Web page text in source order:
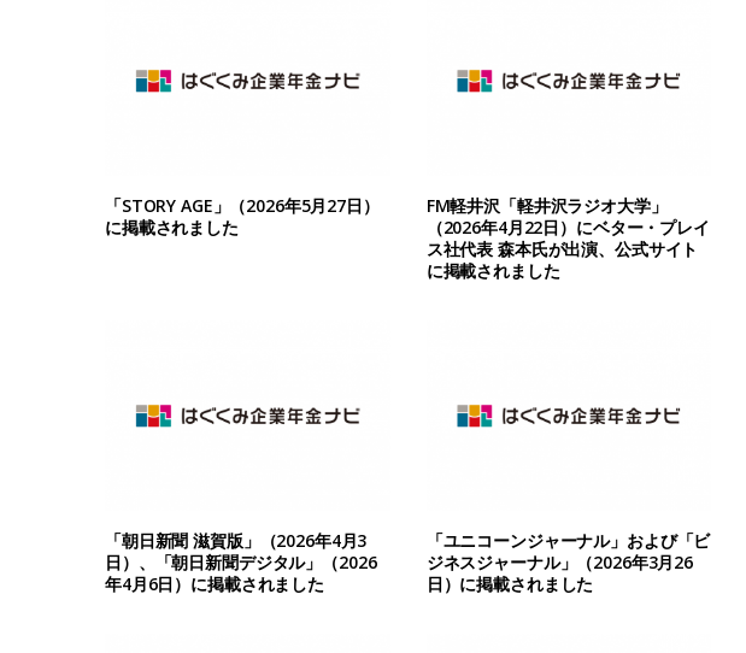
「STORY AGE」（2026年5月27日）
に掲載されました
FM軽井沢「軽井沢ラジオ大学」
（2026年4月22日）にベター・プレイ
ス社代表 森本氏が出演、公式サイト
に掲載されました
「朝日新聞 滋賀版」（2026年4月3
日）、「朝日新聞デジタル」（2026
年4月6日）に掲載されました
「ユニコーンジャーナル」および「ビ
ジネスジャーナル」（2026年3月26
日）に掲載されました